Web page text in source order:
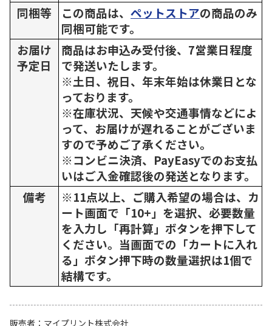
同梱等
この商品は、 ペットストアの商品のみ
同梱可能です。
お届け
予定日
商品はお申込み受付後、7営業日程度
で発送いたします。
※土日、祝日、年末年始は休業日とな
っております。
※在庫状況、天候や交通事情などによ
って、お届けが遅れることがございま
すので予めご了承ください。
※コンビニ決済、PayEasyでのお支払
いはご入金確認後の発送となります。
備考
※11点以上、ご購入希望の場合は、カ
ート画面で「10+」を選択、必要数量
を入力し「再計算」ボタンを押下して
ください。当画面での「カートに入れ
る」ボタン押下時の数量選択は1個で
結構です。
販売者
マイプリント株式会社